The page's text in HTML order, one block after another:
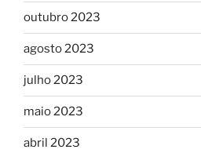
outubro 2023
agosto 2023
julho 2023
maio 2023
abril 2023